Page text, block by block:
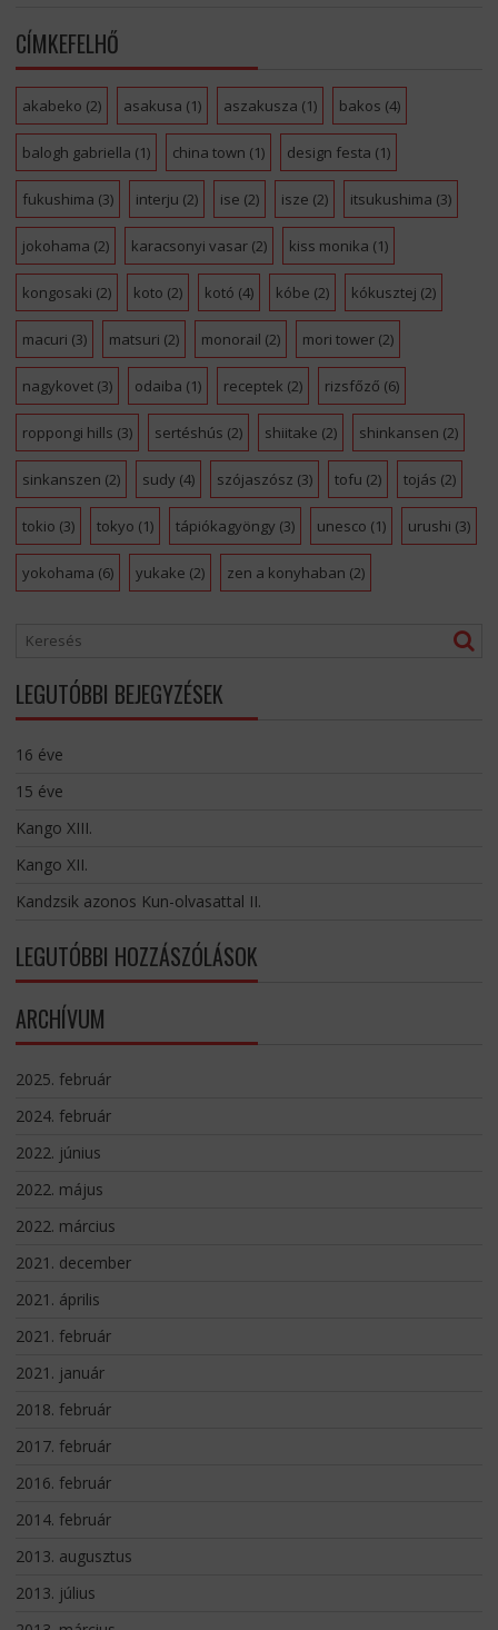
CÍMKEFELHŐ
akabeko (2) asakusa (1) aszakusza (1) bakos (4)
balogh gabriella (1) china town (1) design festa (1)
fukushima (3) interju (2) ise (2) isze (2) itsukushima (3)
jokohama (2) karacsonyi vasar(2) kiss monika (1)
kongosaki (2) koto (2) kotó (4) kóbe (2) kókusztej (2)
macuri (3) matsuri (2) monorail (2) mori tower(2)
nagykovet(3) odaiba (1) receptek (2) rizsfőző (6)
roppongi hills (3) sertéshús (2) shiitake (2) shinkansen (2)
sinkanszen (2) sudy (4) szójaszósz (3) tofu (2) tojás (2)
tokio (3) tokyo (1) tápiókagyöngy (3) unesco (1) urushi (3)
yokohama (6) yukake (2) zen a konyhaban (2)
LEGUTÓBBI BEJEGYZÉSEK
16 éve
15 éve
Kango XIII.
Kango XII.
Kandzsik azonos Kun-olvasattal II.
LEGUTÓBBI HOZZÁSZÓLÁSOK
ARCHÍVUM
2025. február
2024. február
2022. június
2022. május
2022. március
2021. december
2021. április
2021. február
2021. január
2018. február
2017. február
2016. február
2014. február
2013. augusztus
2013. július